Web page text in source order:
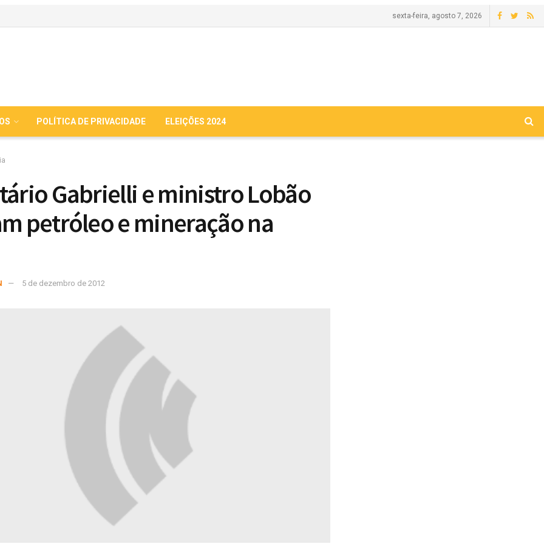
sexta-feira, agosto 7, 2026
POLÍTICA DE PRIVACIDADE ELEIÇÕES 2024
Gabrielli e ministro Lobão
petróleo e mineração na
5 de dezembro de 2012